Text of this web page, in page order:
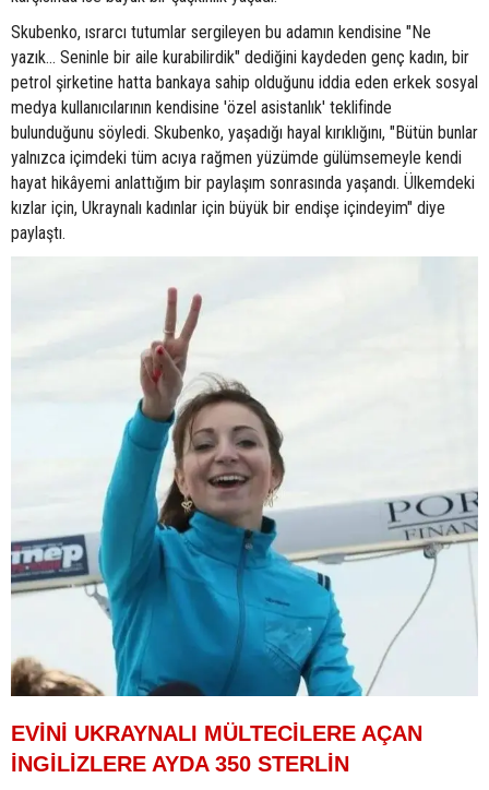
Skubenko, ısrarcı tutumlar sergileyen bu adamın kendisine "Ne
yazık... Seninle bir aile kurabilirdik" dediğini kaydeden genç kadın, bir
petrol şirketine hatta bankaya sahip olduğunu iddia eden erkek sosyal
medya kullanıcılarının kendisine 'özel asistanlık' teklifinde
bulunduğunu söyledi. Skubenko, yaşadığı hayal kırıklığını, "Bütün bunlar
yalnızca içimdeki tüm acıya rağmen yüzümde gülümsemeyle kendi
hayat hikâyemi anlattığım bir paylaşım sonrasında yaşandı. Ülkemdeki
kızlar için, Ukraynalı kadınlar için büyük bir endişe içindeyim" diye
paylaştı.
EVİNİ UKRAYNALI MÜLTECİLERE AÇAN
İNGİLİZLERE AYDA 350 STERLİN